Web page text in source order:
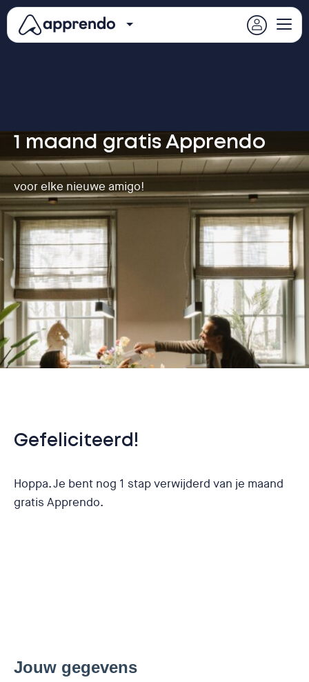
1 maand gratis Apprendo
voor elke nieuwe amigo!
Gefeliciteerd!
Hoppa. Je bent nog 1 stap verwijderd van je maand
gratis Apprendo.